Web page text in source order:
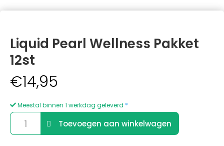
Liquid Pearl Wellness Pakket
12st
€14,95
Meestal binnen 1 werkdag geleverd *
Liquid
Pearl
Toevoegen aan winkelwagen